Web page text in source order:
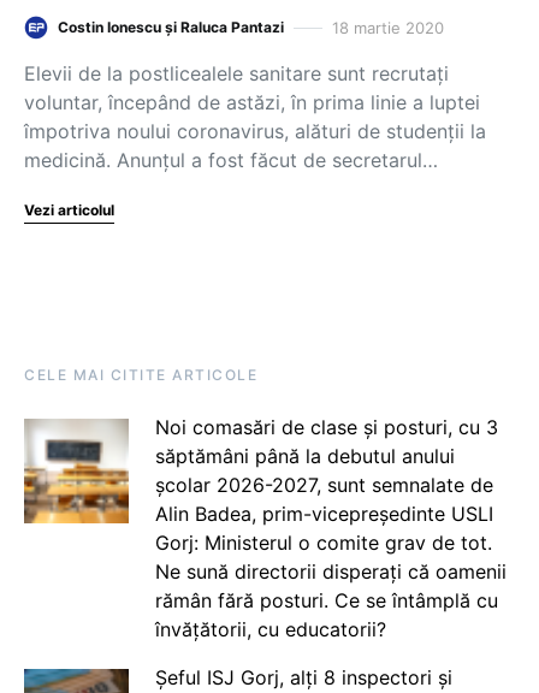
Costin Ionescu și Raluca Pantazi 18 martie 2020
Elevii de la postlicealele sanitare sunt recrutați
voluntar, începând de astăzi, în prima linie a luptei
împotriva noului coronavirus, alături de studenții la
medicină. Anunțul a fost făcut de secretarul…
Vezi articolul
CELE MAI CITITE ARTICOLE
Noi comasări de clase și posturi, cu 3
săptămâni până la debutul anului
școlar 2026-2027, sunt semnalate de
Alin Badea, prim-vicepreședinte USLI
Gorj: Ministerul o comite grav de tot.
Ne sună directorii disperați că oamenii
rămân fără posturi. Ce se întâmplă cu
învățătorii, cu educatorii?
Șeful ISJ Gorj, alți 8 inspectori și